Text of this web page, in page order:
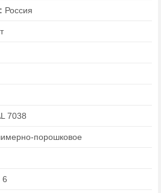
Россия
7038
порошковое
6